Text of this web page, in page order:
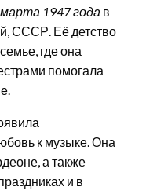
1947 года в
СССР. Её детство
где она
помогала
к музыке. Она
а также
и в